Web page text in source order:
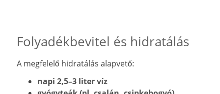
Folyadékbevitel és hidratálás
A megfelelő hidratálás alapvető:
napi 2,5–3 liter víz